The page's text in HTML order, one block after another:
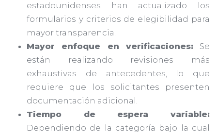
estadounidenses han actualizado los
formularios y criterios de elegibilidad para
mayor transparencia.
Mayor enfoque en verificaciones:Se
están realizando revisiones más
exhaustivas de antecedentes, lo que
requiere que los solicitantes presenten
documentación adicional.
Tiempo de espera variable:
Dependiendo de la categoría bajo la cual